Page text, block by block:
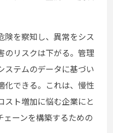
険を察知し、異常をシス
のリスクは下がる。管理
ステムのデータに基づい
化できる。これは、慢性
スト増加に悩む企業にと
ェーンを構築するための